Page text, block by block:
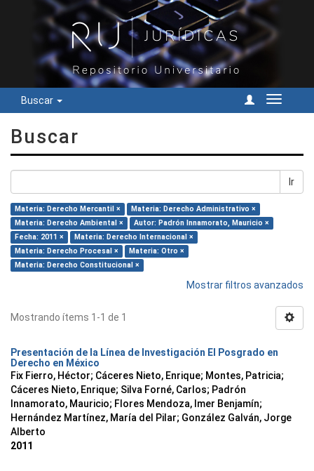
Buscar
Cambiar
Buscar
Ir
Materia: Derecho Mercantil ×
Materia: Derecho Administrativo ×
Materia: Derecho Ambiental ×
Autor: Padrón Innamorato, Mauricio ×
Fecha: 2011 ×
Materia: Derecho Internacional ×
Materia: Derecho Procesal ×
Materia: Otro ×
Materia: Derecho Constitucional ×
Mostrar filtros avanzados
Mostrando ítems 1-1 de 1
Presentación de la Línea de Investigación El Posgrado en
Derecho en México
Fix Fierro, Héctor; Cáceres Nieto, Enrique; Montes, Patricia;
Cáceres Nieto, Enrique; Silva Forné, Carlos; Padrón
Innamorato, Mauricio; Flores Mendoza, Imer Benjamín;
Hernández Martínez, María del Pilar; González Galván, Jorge
Alberto
2011